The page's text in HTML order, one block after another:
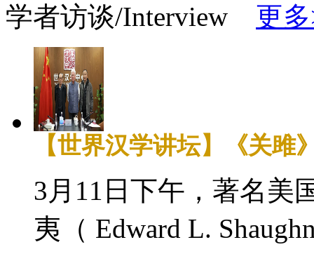
学者访谈/Interview 更
【世界汉学讲坛】《关雎
3月11日下午，著名美
夷（ Edward L.